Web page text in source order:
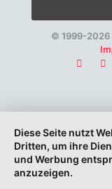
© 1999-2026
Diese Seite nutzt
Dritten, um ihre
und Werbung
anzuzeigen.